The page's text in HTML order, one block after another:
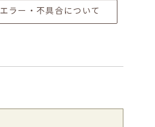
エラー・不具合について